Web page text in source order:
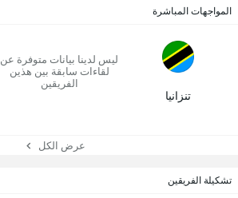
تشكيلة الفريقين
المواجهات المباشرة
تنزانيا
ليس لدينا بيانات متوفرة عن
لقاءات سابقة بين هذين
الفريقين
عرض الكل